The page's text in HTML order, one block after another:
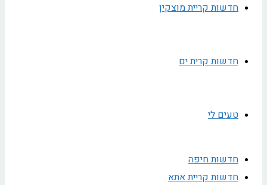
חדשות קריית מוצקין
חדשות קרית ים
טעים לי
חדשות חיפה
חדשות קריית אתא